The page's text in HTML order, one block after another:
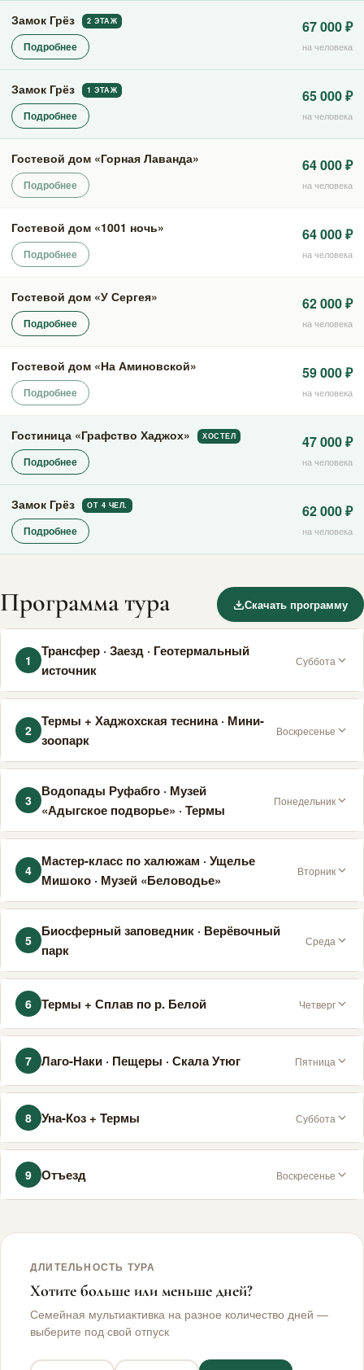
Замок Грёз 2 ЭТАЖ
Подробнее
67 000 ₽
на человека
Замок Грёз 1 ЭТАЖ
Подробнее
65 000 ₽
на человека
Гостевой дом «Горная Лаванда»
Подробнее
64 000 ₽
на человека
Гостевой дом «1001 ночь»
Подробнее
64 000 ₽
на человека
Гостевой дом «У Сергея»
Подробнее
62 000 ₽
на человека
Гостевой дом «На Аминовской»
Подробнее
59 000 ₽
на человека
Гостиница «Графство Хаджох» ХОСТЕЛ
Подробнее
47 000 ₽
на человека
Замок Грёз ОТ 4 ЧЕЛ.
Подробнее
62 000 ₽
на человека
Программа тура Скачать программу
1
Трансфер · Заезд · Геотермальный
источник
Суббота
Трансфер. Размещение. 14:00 обед. 18:00 ужин. 19:00
термы +22–+39°С, 2 ч.
2
Термы + Хаджохская теснина · Мини-
зоопарк
Воскресенье
08:00 завтрак. 09:00 термы (~37°С, 2 ч). 14:00 обед.
15:00 Хаджохская теснина, мини-зоопарк. 18:00 ужин.
3
Водопады Руфабго · Музей
«Адыгское подворье» · Термы
Понедельник
08:00 завтрак. 10:00 термы. 14:00 обед. 15:00 ущелье
Руфабго (~4 км): 4 водопада. Музей «Адыгское
подворье». 18:00 ужин.
4
Мастер-класс по халюжам · Ущелье
Мишоко · Музей «Беловодье»
Вторник
08:00 завтрак. 10:00 ущелье Мишоко (пешая или
конная прогулка). Музей «Беловодье» . 14:00 обед.
15:00 мастер-класс: приготовление халюжей. 18:00
ужин.
5
Биосферный заповедник · Верёвочный
парк
Среда
верёвочный парк (5 маршрутов). Обед ланч-бокс.
18:00 ужин.
6 Термы + Сплав по р. Белой Четверг
обед. 15:00 сплав (~14,5 км, 2–2,5 ч). 18:00 ужин.
7 Лаго-Наки · Пещеры · Скала Утюг Пятница
(необорудованная), Большая Азишская, Скала Утюг
(~2000 м). Обед ланч-бокс. 18:00 ужин с шашлыком.
8 Уна-Коз + Термы Суббота
14:00 обед. Термы. 18:00 ужин.
9 Отъезд Воскресенье
ДЛИТЕЛЬНОСТЬ ТУРА
Хотите больше или меньше дней?
Семейная мультиактивка на разное количество дней —
выберите под свой отпуск